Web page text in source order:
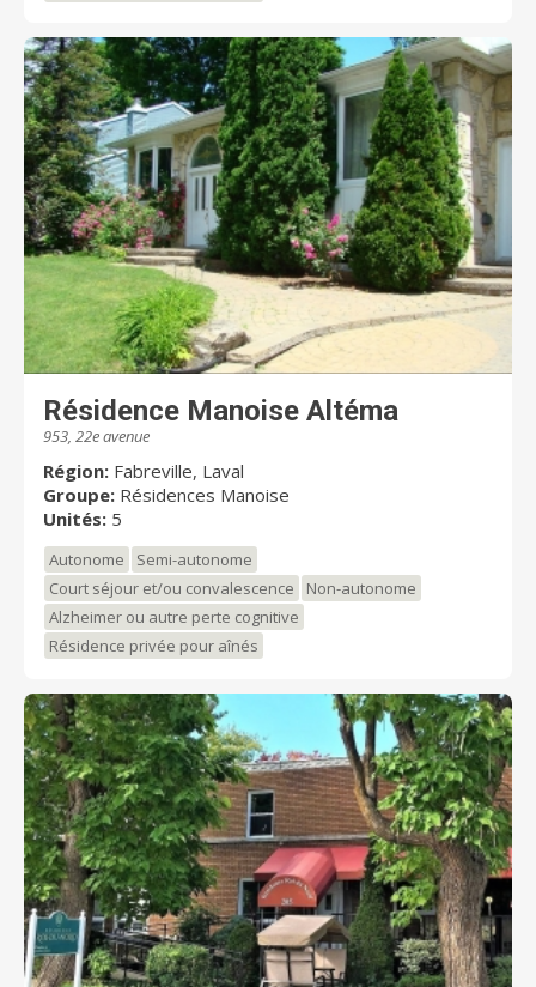
Résidence Manoise Altéma
953, 22e avenue
Région: Fabreville, Laval
Groupe: Résidences Manoise
Unités: 5
Autonome
Semi-autonome
Court séjour et/ou convalescence
Non-autonome
Alzheimer ou autre perte cognitive
Résidence privée pour aînés